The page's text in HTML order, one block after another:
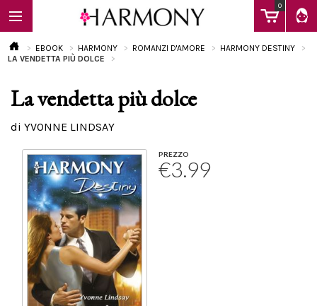
0
EBOOK
Calendario
EBOOK HARMONY ROMANZI D'AMORE
HARMONY DESTINY
LA VENDETTA PIÙ DOLCE
La vendetta più dolce
di YVONNE LINDSAY
PREZZO
€3.99